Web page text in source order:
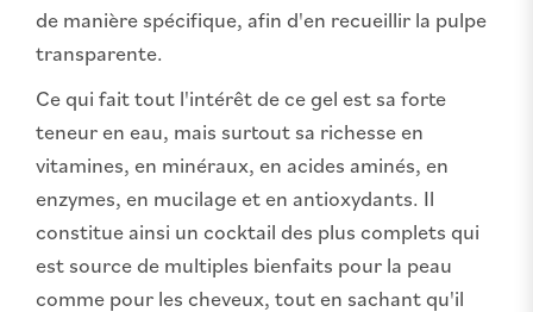
de manière spécifique, afin d'en recueillir la pulpe
transparente.
Ce qui fait tout l'intérêt de ce gel est sa forte
teneur en eau, mais surtout sa richesse en
vitamines, en minéraux, en acides aminés, en
enzymes, en mucilage et en antioxydants. Il
constitue ainsi un cocktail des plus complets qui
est source de multiples bienfaits pour la peau
comme pour les cheveux, tout en sachant qu'il